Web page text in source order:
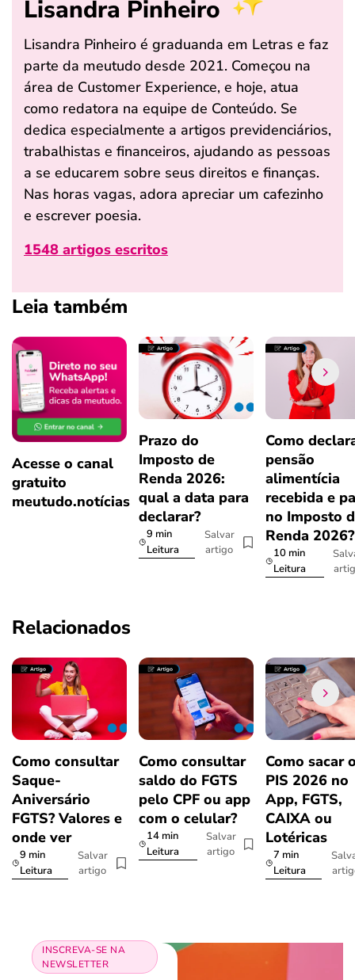
Lisandra Pinheiro
Lisandra Pinheiro é graduanda em Letras e faz
parte da meutudo desde 2021. Começou na
área de Customer Experience, e hoje, atua
como redatora na equipe de Conteúdo. Se
dedica especialmente a artigos previdenciários,
trabalhistas e financeiros, ajudando as pessoas
a se educarem sobre seus direitos e finanças.
Nas horas vagas, adora apreciar um cafezinho
e escrever poesia.
1548 artigos escritos
Leia também
Acesse o canal
gratuito
meutudo.notícias
Prazo do
Imposto de
Renda 2026:
qual a data para
declarar?
9 min
Leitura
Salvar
artigo
Como
pensão
alimentícia
recebida e
no Imposto
Renda
10 min
Leitura
Relacionados
Como consultar
Saque-
Aniversário
FGTS? Valores e
onde ver
9 min
Leitura
Salvar
artigo
Como consultar
saldo do FGTS
pelo CPF ou app
com o celular?
14 min
Leitura
Salvar
artigo
Como sacar
PIS 2026 no
App, FGTS,
CAIXA ou
Lotéricas
7 min
Leitura
INSCREVA-SE NA
NEWSLETTER